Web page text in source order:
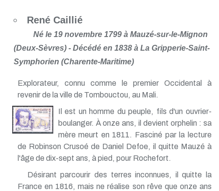
René Caillié
Né le 19 novembre 1799 à Mauzé-sur-le-Mignon
(Deux-Sèvres) - Décédé en 1838 à La Gripperie-Saint-
Symphorien (Charente-Maritime)
Explorateur, connu comme le premier Occidental à
revenir de la ville de Tombouctou, au Mali.
Il est un homme du peuple, fils d'un ouvrier-
boulanger. À onze ans, il devient orphelin : sa
mère meurt en 1811. Fasciné par la lecture
de Robinson Crusoé de Daniel Defoe, il quitte Mauzé à
l'âge de dix-sept ans, à pied, pour Rochefort.
Désirant parcourir des terres inconnues, il quitte la
France en 1816, mais ne réalise son rêve que onze ans